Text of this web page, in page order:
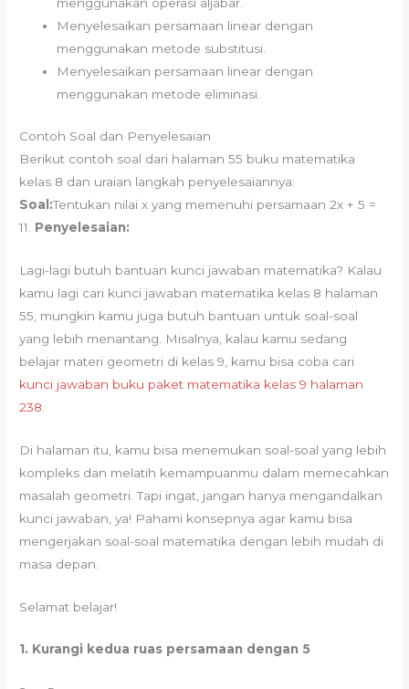
menggunakan operasi aljabar.
Menyelesaikan persamaan linear dengan
menggunakan metode substitusi.
Menyelesaikan persamaan linear dengan
menggunakan metode eliminasi.
Contoh Soal dan Penyelesaian
Berikut contoh soal dari halaman 55 buku matematika
kelas 8 dan uraian langkah penyelesaiannya:
Soal:Tentukan nilai x yang memenuhi persamaan 2x + 5 =
11. Penyelesaian:
Lagi-lagi butuh bantuan kunci jawaban matematika? Kalau
kamu lagi cari kunci jawaban matematika kelas 8 halaman
55, mungkin kamu juga butuh bantuan untuk soal-soal
yang lebih menantang. Misalnya, kalau kamu sedang
belajar materi geometri di kelas 9, kamu bisa coba cari
kunci jawaban buku paket matematika kelas 9 halaman
238
Di halaman itu, kamu bisa menemukan soal-soal yang lebih
kompleks dan melatih kemampuanmu dalam memecahkan
masalah geometri. Tapi ingat, jangan hanya mengandalkan
kunci jawaban, ya! Pahami konsepnya agar kamu bisa
mengerjakan soal-soal matematika dengan lebih mudah di
masa depan.
Selamat belajar!
1. Kurangi kedua ruas persamaan dengan 5